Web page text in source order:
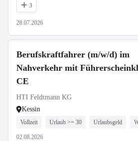
3
28.07.2026
Berufskraftfahrer (m/w/d) im
Nahverkehr mit
CE
HTI Feldtmann KG
Kessin
Vollzeit Urlaub >= 30 Urlaubsgeld
02.08.2026